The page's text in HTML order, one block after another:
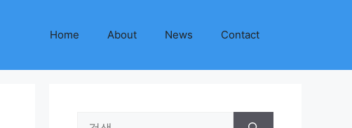
Home About News Contact